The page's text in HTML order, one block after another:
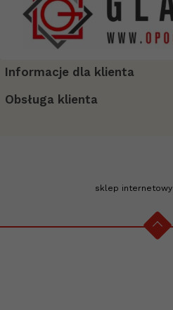
biuro@opocznoglazura.pl
Informacje dla klienta
Obsługa klienta
sklep internetowy